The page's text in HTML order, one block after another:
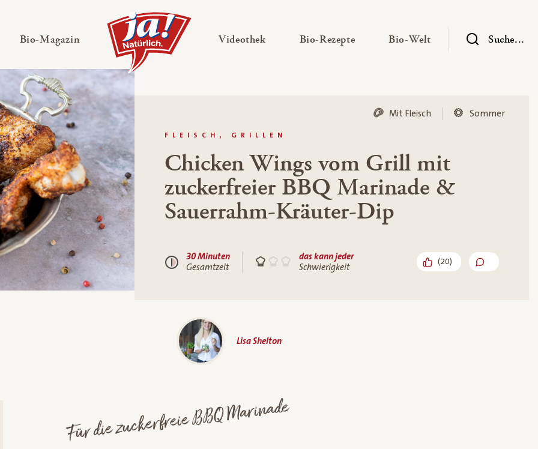
ausklappen
Bio-Magazin — Untermenü ausklappen Videothek— Untermenü ausklappen
Bio-Rezepte— Untermenü ausklappen
Bio-Welt — UntermenüSuche...
FLEISCH, GRILLEN
Mit Fleisch Sommer
Chicken Wings vom Grill mit
zuckerfreier BBQ Marinade &
Sauerrahm-Kräuter-Dip
30 Minuten
Gesamtzeit
das kann jeder
Schwierigkeit
(20)
Lisa Shelton
Für die zuckerfreie BBQ Marinade